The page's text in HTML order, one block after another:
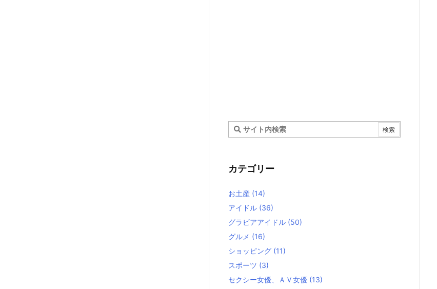
カテゴリー
お土産 (14)
アイドル (36)
グラビアアイドル (50)
グルメ (16)
ショッピング (11)
スポーツ (3)
セクシー女優、ＡＶ女優 (13)